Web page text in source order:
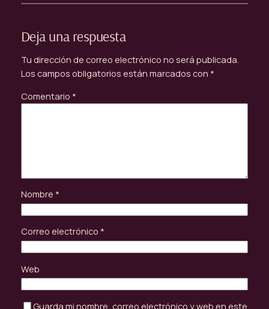
Deja una respuesta
Tu dirección de correo electrónico no será publicada.
Los campos obligatorios están marcados con *
Comentario *
Nombre *
Correo electrónico *
Web
Guarda mi nombre, correo electrónico y web en este